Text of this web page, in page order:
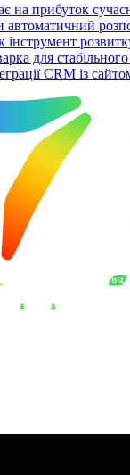
на прибуток
інструмент
для
CRM із